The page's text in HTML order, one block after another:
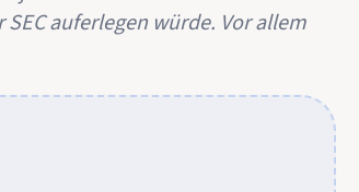
auferlegen würde. Vor allem